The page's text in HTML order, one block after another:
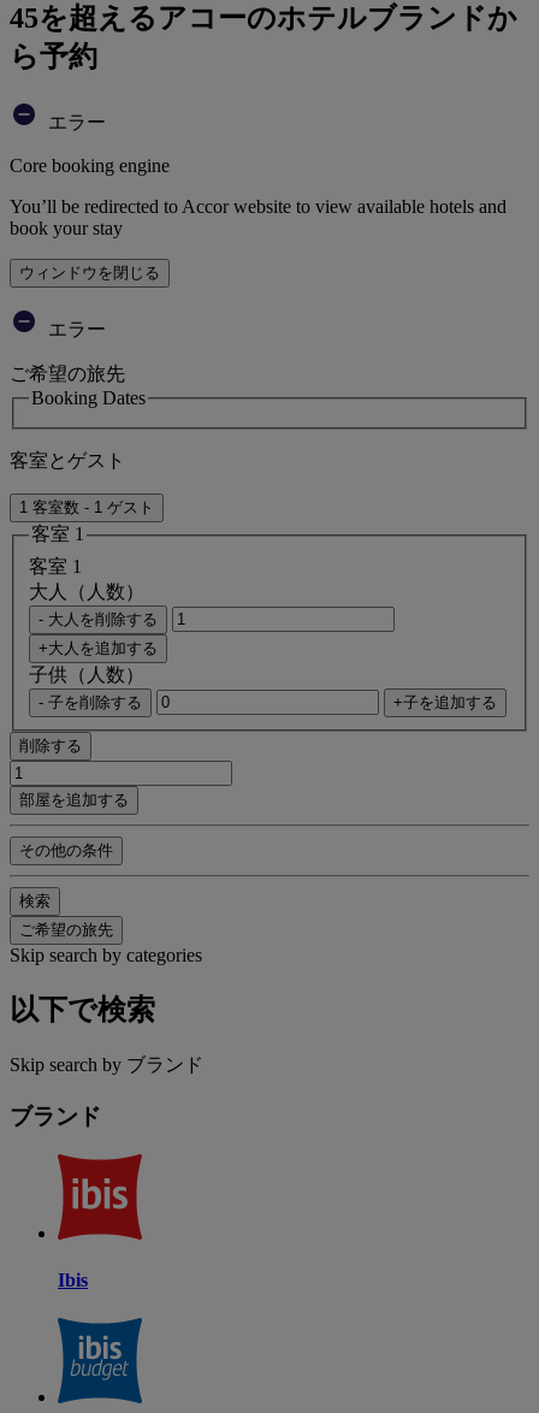
45を超えるアコーのホテルブランドか
ら予約
エラー
Core booking engine
You’ll be redirected to Accor website to view available hotels and
book your stay
ウィンドウを閉じる
エラー
ご希望の旅先
Booking Dates
客室とゲスト
1 客室数 - 1 ゲスト
客室 1
客室 1
大人（人数）
- 大人を削除する
+大人を追加する
子供（人数）
- 子を削除する +子を追加する
削除する
部屋を追加する
その他の条件
検索
ご希望の旅先
Skip search by categories
以下で検索
Skip search by ブランド
ブランド
Ibis